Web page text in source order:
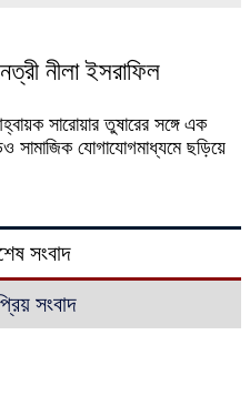
নীলা ইসরাফিল
সারোয়ার তুষারের সঙ্গে এক
সামাজিক যোগাযোগমাধ্যমে ছড়িয়ে
সংবাদ
সংবাদ